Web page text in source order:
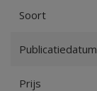
Soort
Publicatiedatum
Prijs